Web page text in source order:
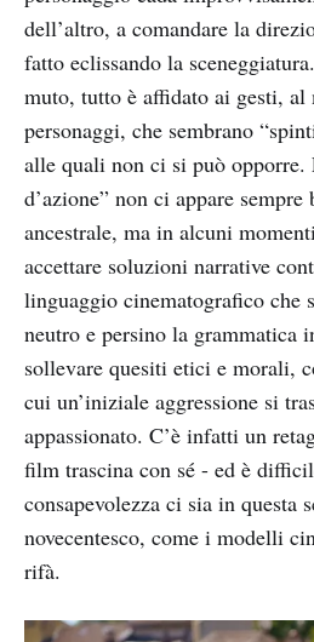
dell’altro, a comandare la
fatto eclissando la
muto, tutto è affidato ai gesti, al
personaggi, che sembrano
alle quali non ci si può opporre.
d’azione” non ci appare sempre
ancestrale, ma in alcuni
accettare soluzioni narrative
linguaggio cinematografico che
neutro e persino la grammatica
sollevare quesiti etici e morali,
cui un’iniziale aggressione si
appassionato. C’è infatti un
film trascina con sé - ed è
consapevolezza ci sia in questa
novecentesco, come i modelli
rifà.